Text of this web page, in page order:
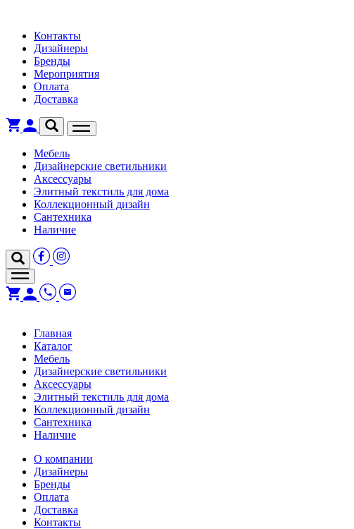
Контакты
Дизайнеры
Бренды
Мероприятия
Оплата
Доставка
Мебель
Дизайнерские светильники
Аксессуары
Элитный текстиль для дома
Коллекционный дизайн
Сантехника
Наличие
Главная
Каталог
Мебель
Дизайнерские светильники
Аксессуары
Элитный текстиль для дома
Коллекционный дизайн
Сантехника
Наличие
О компании
Дизайнеры
Бренды
Оплата
Доставка
Контакты